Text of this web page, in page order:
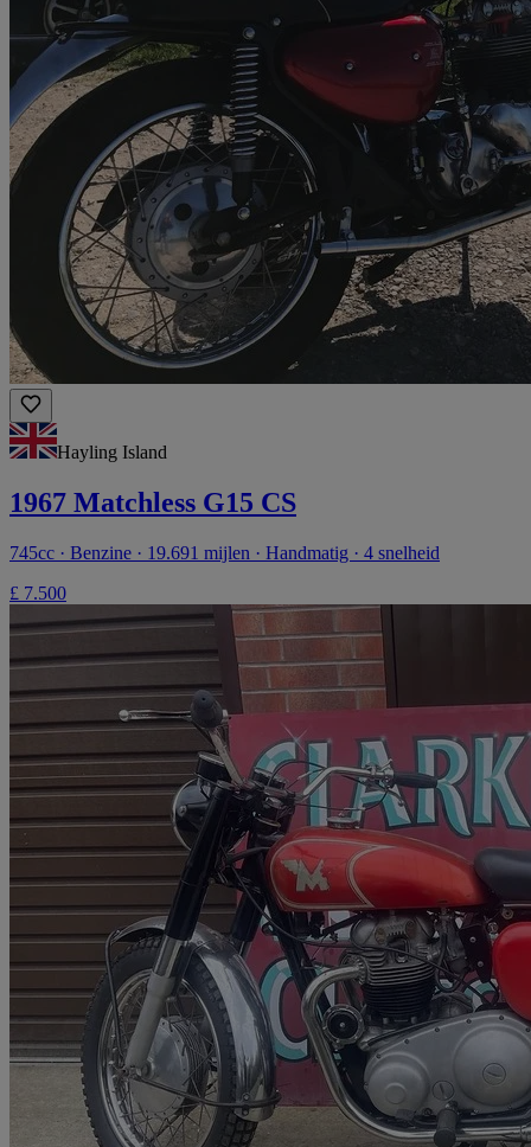
Hayling Island
1967 Matchless G15 CS
745cc · Benzine · 19.691 mijlen · Handmatig · 4 snelheid
£ 7.500